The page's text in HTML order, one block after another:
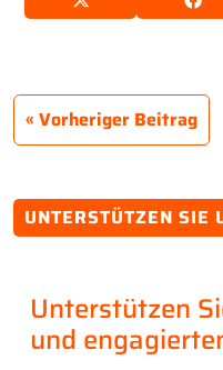
Vorheriger Beitrag
UNTERSTÜTZEN SIE
Unterstützen
und